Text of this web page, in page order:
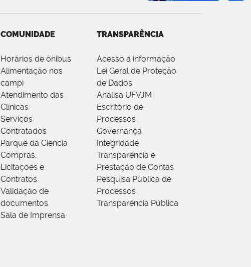
COMUNIDADE
Horários de ônibus
Alimentação nos
campi
Atendimento das
Clínicas
Serviços
Contratados
Parque da Ciência
Compras,
Licitações e
Contratos
Validação de
documentos
Sala de Imprensa
TRANSPARÊNCIA
Acesso à informação
Lei Geral de Proteção
de Dados
Analisa UFVJM
Escritório de
Processos
Governança
Integridade
Transparência e
Prestação de Contas
Pesquisa Pública de
Processos
Transparência Pública